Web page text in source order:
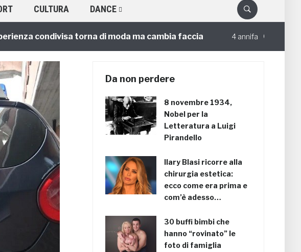
CULTURA DANCE
condivisa torna di moda ma cambia faccia 4 annifa Circoloco e
Da non perdere
8 novembre 1934,
Nobel per la
Letteratura a Luigi
Pirandello
Ilary Blasi ricorre alla
chirurgia estetica:
ecco come era prima e
com’è adesso…
30 buffi bimbi che
hanno “rovinato” le
foto di famiglia